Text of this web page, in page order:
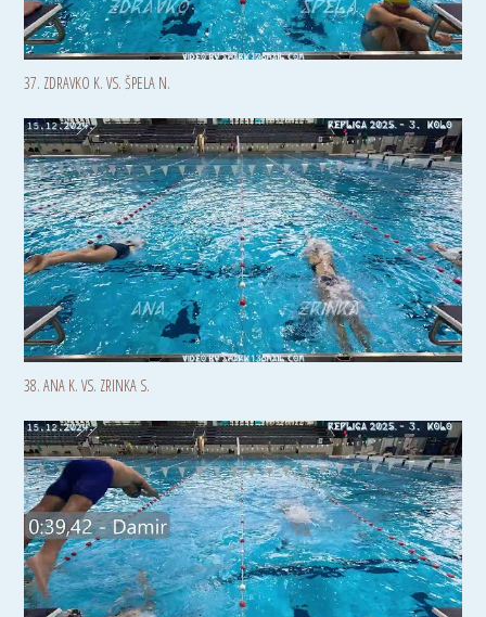
37. ZDRAVKO K. VS. ŠPELA N.
38. ANA K. VS. ZRINKA S.